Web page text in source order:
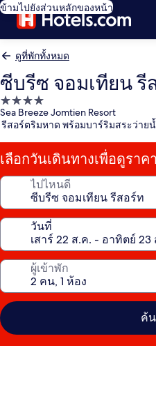
ข้ามไปยังส่วนหลักของหน้า
ดูที่พักทั้งหมด
ซีบรีซ จอมเทียน รี
ที่พัก
4.0
Sea Breeze Jomtien Resort
รีสอร์ตริมหาด พร้อมบาร์ริมสระว่าย
เลือกวันเดินทางเพื่อดูราคา
ไปไหนดี
วันที่
ผู้เข้าพัก
ค้